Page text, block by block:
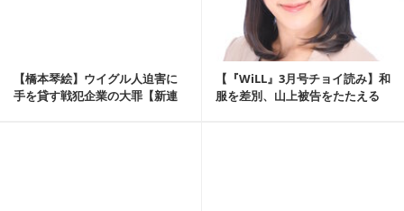
【橋本琴絵】ウイグル人迫害に
手を貸す戦犯企業の大罪【新連
【『WiLL』3月号チョイ読み】和
服を差別、山上被告をたたえる